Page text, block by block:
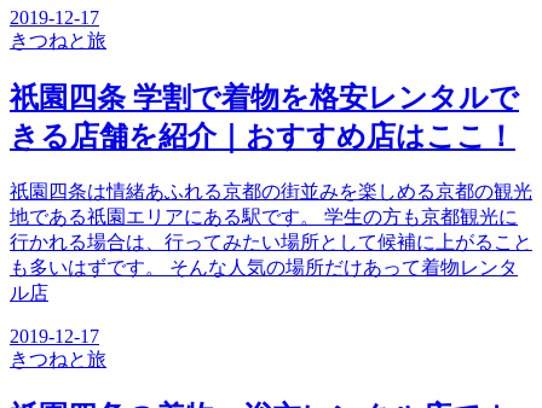
2019-12-17
きつねと旅
祇園四条 学割で着物を格安レンタルで
きる店舗を紹介｜おすすめ店はここ！
祇園四条は情緒あふれる京都の街並みを楽しめる京都の観光
地である祇園エリアにある駅です。 学生の方も京都観光に
行かれる場合は、行ってみたい場所として候補に上がること
も多いはずです。 そんな人気の場所だけあって着物レンタ
ル店
2019-12-17
きつねと旅